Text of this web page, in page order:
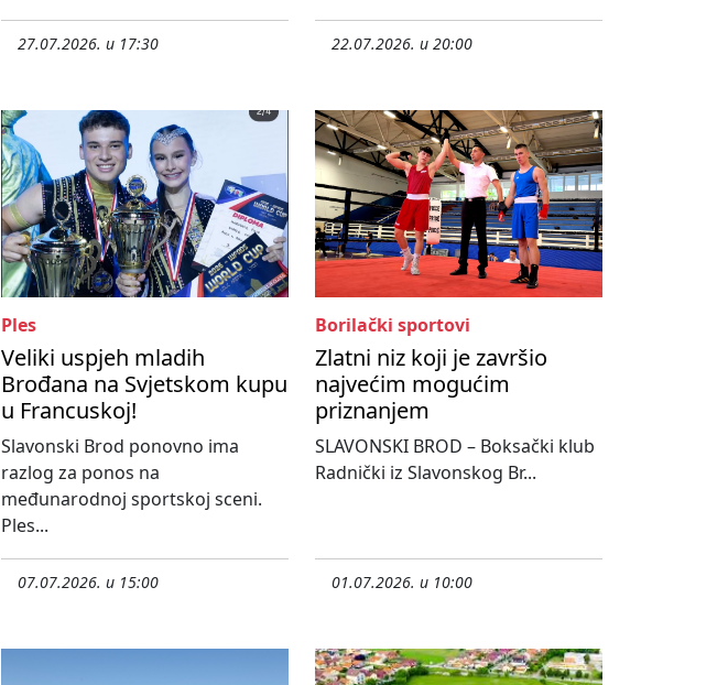
27.07.2026. u 17:30 22.07.2026. u 20:00
Ples
Veliki uspjeh mladih
Brođana na Svjetskom kupu
u Francuskoj!
Slavonski Brod ponovno ima
razlog za ponos na
međunarodnoj sportskoj sceni.
Ples...
07.07.2026. u 15:00
Borilački sportovi
Zlatni niz koji je završio
najvećim mogućim
priznanjem
SLAVONSKI BROD – Boksački klub
Radnički iz Slavonskog Br...
01.07.2026. u 10:00